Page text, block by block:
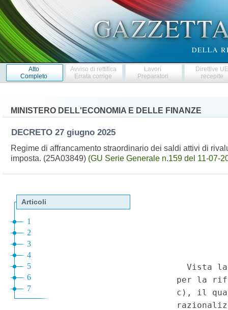
Atto
Completo
Avviso di rettifica
Errata corrige
Lavori
Preparatori
Direttive
recepite
MINISTERO DELL'ECONOMIA E DELLE FINANZE
DECRETO 27 giugno 2025
Regime di affrancamento straordinario dei saldi attivi di
imposta. (25A03849) (GU Serie Generale n.159 del 11-07-